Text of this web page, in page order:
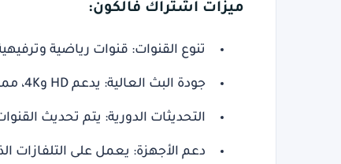
ميزات اشتراك فالكون:
تنوع القنوات: قنوات رياضية
جودة البث العالية: يدعم HD و4K، مما يجعل تجربة المشاهدة ممتازة.
التحديثات الدورية: يتم تحديث
دعم الأجهزة: يعمل على التلفازات